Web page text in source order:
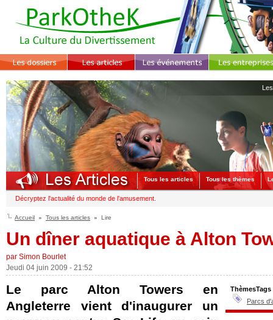
Tous les articles Tous les thèmes
Décryptez l'actualité du monde de l'amusement.
Accueil Tous les articles Lire
Un dîner aquatique à Alton
par Simon Bourlet
Jeudi 04 juin 2009 - 21:52
ThèmesTags
Parcs
Le parc Alton Towers en
Angleterre vient d'inaugurer un